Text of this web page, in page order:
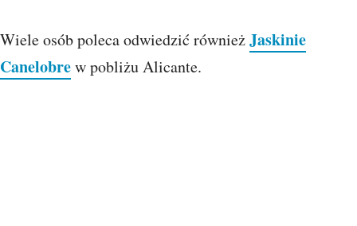
Wiele osób poleca odwiedzić równieżJaskinie
Canelobrew pobliżu Alicante.